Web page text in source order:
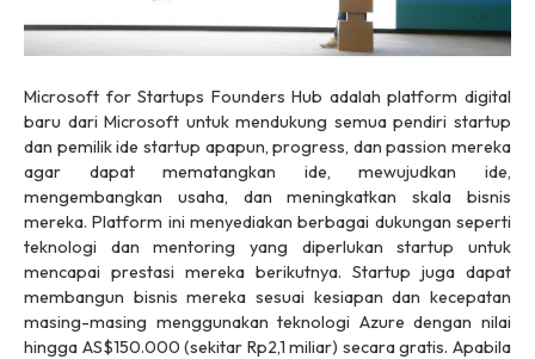
Microsoft for Startups Founders Hub adalah platform digital
baru dari Microsoft untuk mendukung semua pendiri startup
dan pemilik ide startup apapun, progress, dan passion mereka
agar dapat mematangkan ide, mewujudkan ide,
mengembangkan usaha, dan meningkatkan skala bisnis
mereka. Platform ini menyediakan berbagai dukungan seperti
teknologi dan mentoring yang diperlukan startup untuk
mencapai prestasi mereka berikutnya. Startup juga dapat
membangun bisnis mereka sesuai kesiapan dan kecepatan
masing-masing menggunakan teknologi Azure dengan nilai
hingga AS$150.000 (sekitar Rp2,1 miliar) secara gratis. Apabila